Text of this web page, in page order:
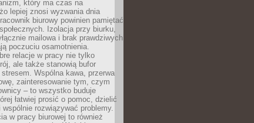
który ma czas na
lepiej znosi wyzwania dnia
biurowy powinien pamiętać
Izolacja przy biurku,
mailowa i brak prawdziwych
poczuciu osamotnienia.
relacje w pracy nie tylko
ale także stanowią bufor
Wspólna kawa, przerwa
zainteresowanie tym, czym
– to wszystko buduje
łatwiej prosić o pomoc, dzielić
wspólnie rozwiązywać problemy.
w pracy biurowej to również